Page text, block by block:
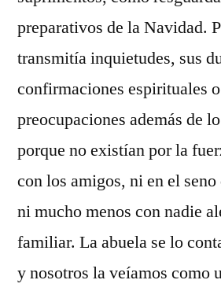
preparativos de la Navidad.
transmitía inquietudes, sus
confirmaciones espirituales
preocupaciones además de
porque no existían por la
con los amigos, ni en el
ni mucho menos con nadie
familiar. La abuela se lo
y nosotros la veíamos como